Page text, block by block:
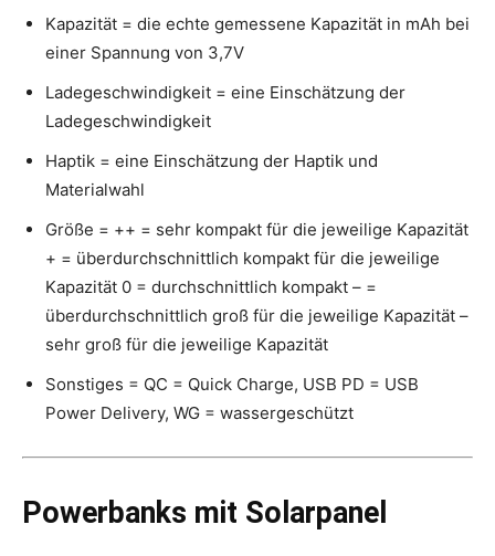
Kapazität = die echte gemessene Kapazität in mAh bei
einer Spannung von 3,7V
Ladegeschwindigkeit = eine Einschätzung der
Ladegeschwindigkeit
Haptik = eine Einschätzung der Haptik und
Materialwahl
Größe = ++ = sehr kompakt für die jeweilige Kapazität
+ = überdurchschnittlich kompakt für die jeweilige
Kapazität 0 = durchschnittlich kompakt – =
überdurchschnittlich groß für die jeweilige Kapazität –
sehr groß für die jeweilige Kapazität
Sonstiges = QC = Quick Charge, USB PD = USB
Power Delivery, WG = wassergeschützt
Powerbanks mit Solarpanel